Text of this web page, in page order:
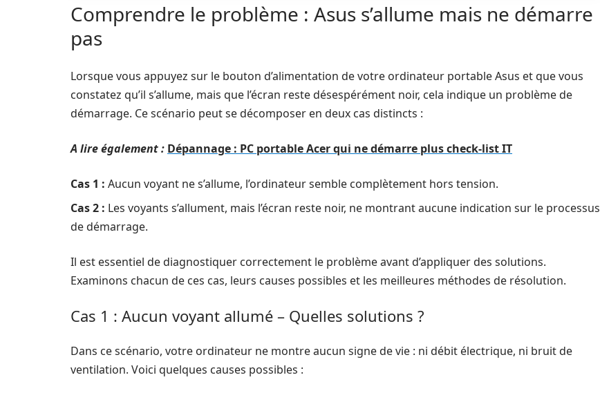
Comprendre le problème : Asus s’allume mais ne démarre
pas
Lorsque vous appuyez sur le bouton d’alimentation de votre ordinateur portable Asus et que vous
constatez qu’il s’allume, mais que l’écran reste désespérément noir, cela indique un problème de
démarrage. Ce scénario peut se décomposer en deux cas distincts :
A lire également : Dépannage : PC portable Acer qui ne démarre plus check-list IT
Cas 1 : Aucun voyant ne s’allume, l’ordinateur semble complètement hors tension.
Cas 2 : Les voyants s’allument, mais l’écran reste noir, ne montrant aucune indication sur le processus
de démarrage.
Il est essentiel de diagnostiquer correctement le problème avant d’appliquer des solutions.
Examinons chacun de ces cas, leurs causes possibles et les meilleures méthodes de résolution.
Cas 1 : Aucun voyant allumé – Quelles solutions ?
Dans ce scénario, votre ordinateur ne montre aucun signe de vie : ni débit électrique, ni bruit de
ventilation. Voici quelques causes possibles :